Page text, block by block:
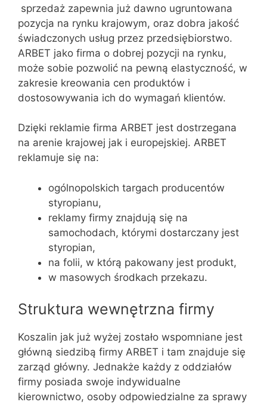
sprzedaż zapewnia już dawno ugruntowana
pozycja na rynku krajowym, oraz dobra jakość
świadczonych usług przez przedsiębiorstwo.
ARBET jako firma o dobrej pozycji na rynku,
może sobie pozwolić na pewną elastyczność, w
zakresie kreowania cen produktów i
dostosowywania ich do wymagań klientów.
Dzięki reklamie firma ARBET jest dostrzegana
na arenie krajowej jak i europejskiej. ARBET
reklamuje się na:
ogólnopolskich targach producentów
styropianu,
reklamy firmy znajdują się na
samochodach, którymi dostarczany jest
styropian,
na folii, w którą pakowany jest produkt,
w masowych środkach przekazu.
Struktura wewnętrzna firmy
Koszalin jak już wyżej zostało wspomniane jest
główną siedzibą firmy ARBET i tam znajduje się
zarząd główny. Jednakże każdy z oddziałów
firmy posiada swoje indywidualne
kierownictwo, osoby odpowiedzialne za sprawy